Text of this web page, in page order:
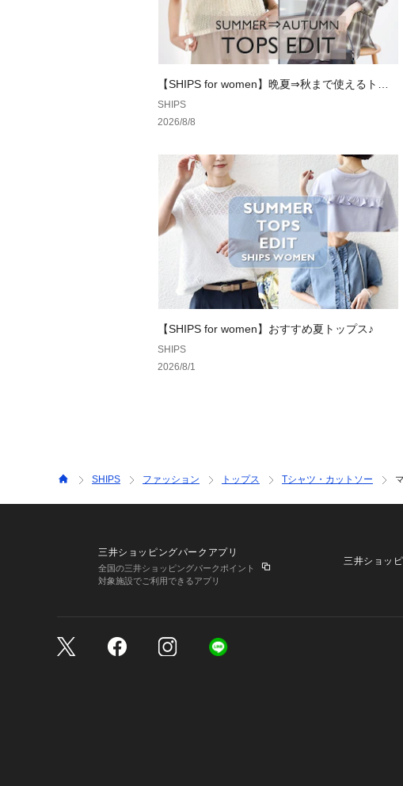
【SHIPS for women】晩夏⇒秋まで使えるトッ
プス♪
SHIPS
2026/8/8
【SHIPS for women】おすすめ夏トップス♪
SHIPS
2026/8/1
SHIPS ファッション トップス Tシャツ・カットソー
三井ショッピングパークアプリ
全国の三井ショッピングパークポイント
対象施設でご利用できるアプリ
三井ショッ
個